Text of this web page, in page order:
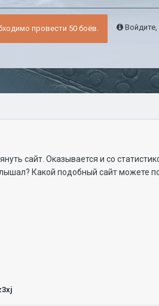
провести 50 боёв.
сайт. Оказывается и со
Какой подобный сайт можете